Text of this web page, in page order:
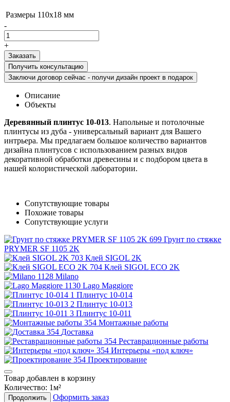
Размеры 110x18 мм
-
+
Получить консультацию
Заключи договор сейчас - получи дизайн проект в подарок
Описание
Объекты
Деревянный плинтус 10-013. Напольные и потолочные
плинтусы из дуба - универсальный вариант для Вашего
интрьера. Мы предлагаем большое количество вариантов
дизайна плинтусов с использованием разных видов
декоративной обработки древесины и с подбором цвета в
нашей колористической лаборатории.
Сопутствующие товары
Похожие товары
Сопутствующие услуги
Грунт по стяжке
PRYMER SF 1105 2K
Клей SIGOL 2K
Клей SIGOL ECO 2K
Milano
Lago Maggiore
Плинтус 10-014
Плинтус 10-013
Плинтус 10-011
Монтажные работы
Доставка
Реставрационные работы
Интерьеры «под ключ»
Проектирование
Товар добавлен в корзину
Количество: 1м²
Продолжить Оформить заказ